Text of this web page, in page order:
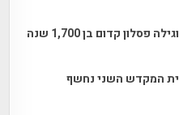
קדום בן 1,700 שנה
המקדש השני נחשף